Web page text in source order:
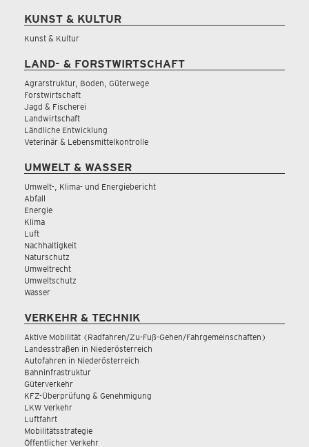
KUNST & KULTUR
Kunst & Kultur
LAND- & FORSTWIRTSCHAFT
Agrarstruktur, Boden, Güterwege
Forstwirtschaft
Jagd & Fischerei
Landwirtschaft
Ländliche Entwicklung
Veterinär & Lebensmittelkontrolle
UMWELT & WASSER
Umwelt-, Klima- und Energiebericht
Abfall
Energie
Klima
Luft
Nachhaltigkeit
Naturschutz
Umweltrecht
Umweltschutz
Wasser
VERKEHR & TECHNIK
Aktive Mobilität (Radfahren/Zu-Fuß-Gehen/Fahrgemeinschaften)
Landesstraßen in Niederösterreich
Autofahren in Niederösterreich
Bahninfrastruktur
Güterverkehr
KFZ-Überprüfung & Genehmigung
LKW Verkehr
Luftfahrt
Mobilitätsstrategie
Öffentlicher Verkehr